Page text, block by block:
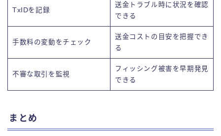
TxIDを記録
送金トラブル時に状況を確認
できる
手数料の変動をチェック
送金コストの目安を把握でき
る
不審な取引を監視
フィッシング被害を早期発見
できる
まとめ